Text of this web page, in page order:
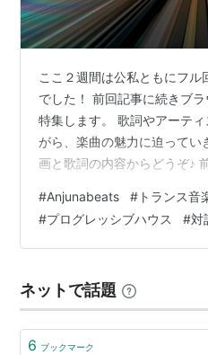
ここ２週間は公私ともにフ
でした！ 前回記事に続きブ
特集します。 歌詞やアーテ
がら、楽曲の魅力に迫ってい
画と歌詞の内容からどうぞ♪
くEDMに同化させる秘訣 ア
ウ Xira ジラ Fatum フェイタ
3LAU feat. XIRA I'd move
#Anjunabeats # トランス音
#プログレッシブハウス #対
ネットで話題
6 ブックマーク